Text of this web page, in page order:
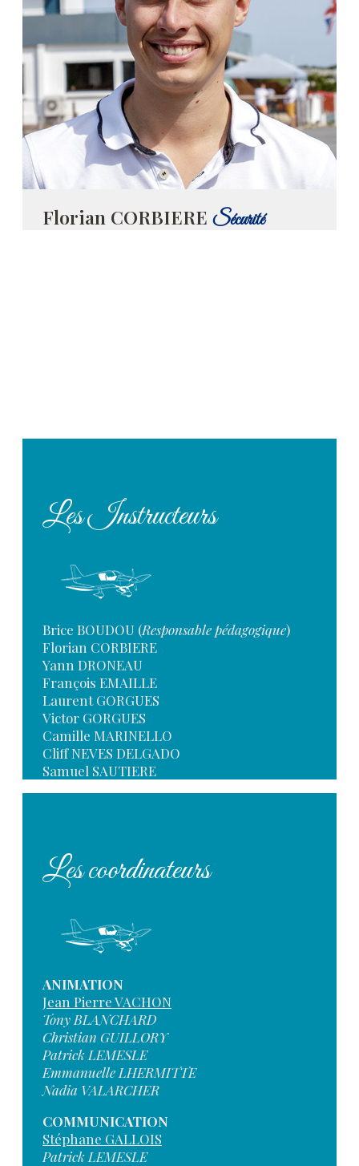
Florian CORBIERE Sécurité
Les Instructeurs
Brice BOUDOU (Responsable pédagogique)
Florian CORBIERE
Yann DRONEAU
François EMAILLE
Laurent GORGUES
Victor GORGUES
Camille MARINELLO
Cliff NEVES DELGADO
Samuel SAUTIERE
Les coordinateurs
ANIMATION
Jean Pierre VACHON
Tony BLANCHARD
Christian GUILLORY
Patrick LEMESLE
Emmanuelle LHERMITTE
Nadia VALARCHER
COMMUNICATION
Stéphane GALLOIS
Patrick LEMESLE